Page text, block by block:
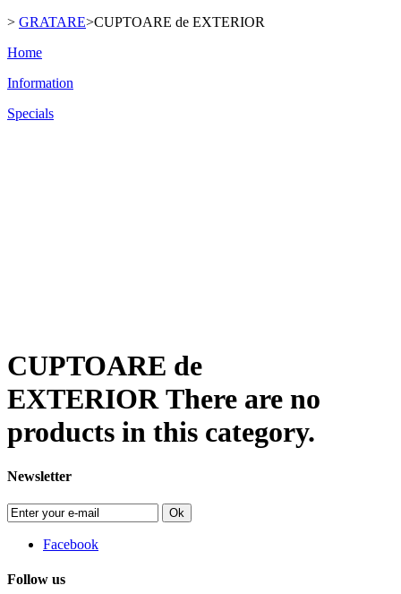
> GRATARE>CUPTOARE de EXTERIOR
Home
Information
Specials
CUPTOARE de
EXTERIORThere are no
products in this category.
Newsletter
Ok
Facebook
Follow us